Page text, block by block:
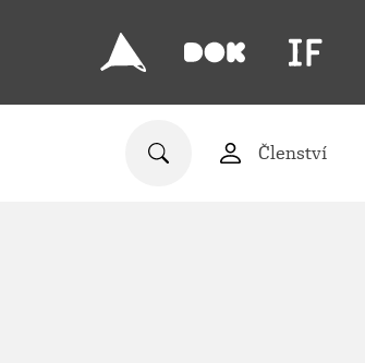
Členství